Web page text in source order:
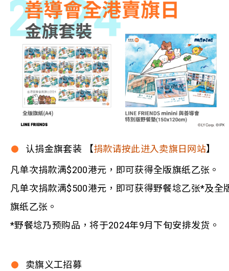
认捐金旗套装 【捐款请按此进入卖旗日网站】
凡单次捐款满$200港元，即可获得全版旗纸乙张。
凡单次捐款满$500港元，即可获得野餐埝乙张*及全
旗纸乙张。
*野餐埝乃预购品，将于2024年9月下旬安排发货。
卖旗义工招募